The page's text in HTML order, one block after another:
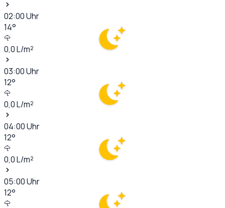
02:00Uhr
14°
0,0L/m²
03:00Uhr
12°
0,0L/m²
04:00Uhr
12°
0,0L/m²
05:00Uhr
12°